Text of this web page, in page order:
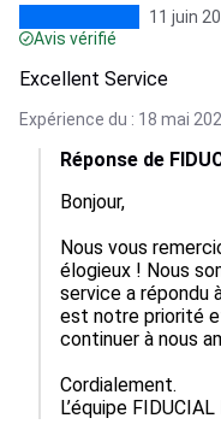
11 juin
Avis vérifié
Excellent Service
Expérience du : 18 mai
Réponse de
Bonjour,
Nous vous
élogieux ! Nous
service a
est notre priorité
continuer à nous
Cordialement.
L’équipe